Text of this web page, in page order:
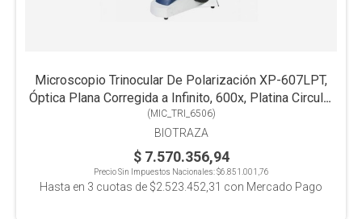
Microscopio Trinocular De Polarización XP-607LPT,
Óptica Plana Corregida a Infinito, 600x, Platina Circular
Giratoria Graduada 360º, Koehler Halógena Epi
(MIC_TRI_6506)
BIOTRAZA
$ 7.570.356,94
Precio Sin Impuestos Nacionales:$6.851.001,76
Hasta en 3 cuotas de $2.523.452,31 con Mercado Pago